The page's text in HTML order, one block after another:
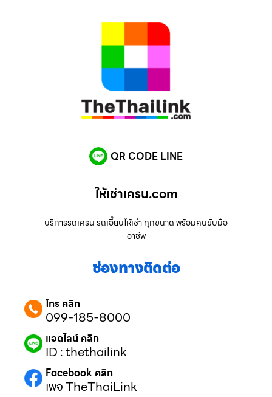
QR CODE LINE
ให้เช่าเครน.com
บริการรถเครน รถเฮี๊ยบให้เช่า ทุกขนาด พร้อมคนขับมือ
อาชีพ
ช่องทางติดต่อ
โทร คลิก
099-185-8000
แอดไลน์ คลิก
ID : thethailink
Facebook คลิก
เพจ TheThaiLink